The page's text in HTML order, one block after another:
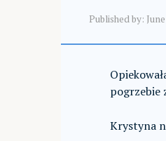
Published by:
pogrzebie
Krystyna